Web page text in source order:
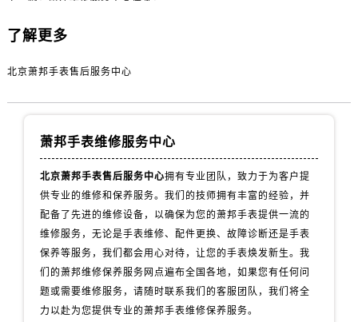
了解更多
北京萧邦手表售后服务中心
萧邦手表维修服务中心
北京萧邦手表售后服务中心拥有专业团队，致力于为客户提
供专业的维修和保养服务。我们的技师拥有丰富的经验，并
配备了先进的维修设备，以确保为您的萧邦手表提供一流的
维修服务，无论是手表维修、配件更换、故障诊断还是手表
保养等服务，我们都会用心对待，让您的手表焕发新生。我
们的萧邦维修保养服务网点遍布全国各地，如果您有任何问
题或需要维修服务，请随时联系我们的客服团队，我们将全
力以赴为您提供专业的萧邦手表维修保养服务。